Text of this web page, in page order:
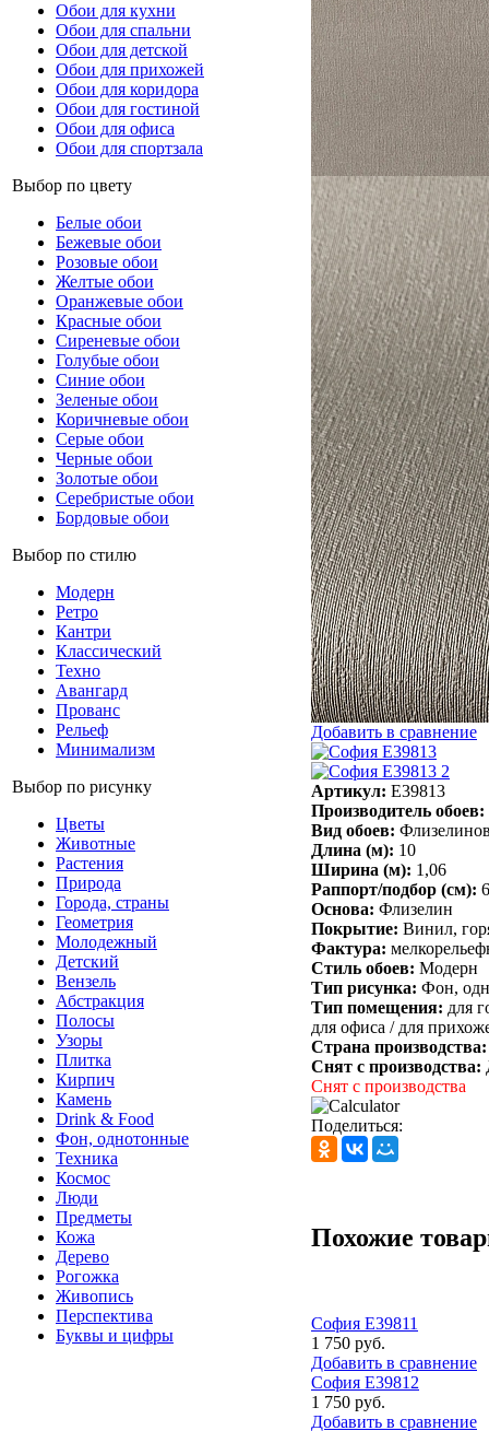
Обои для кухни
Обои для спальни
Обои для детской
Обои для прихожей
Обои для коридора
Обои для гостиной
Обои для офиса
Обои для спортзала
Выбор по цвету
Белые обои
Бежевые обои
Розовые обои
Желтые обои
Оранжевые обои
Красные обои
Сиреневые обои
Голубые обои
Синие обои
Зеленые обои
Коричневые обои
Серые обои
Черные обои
Золотые обои
Серебристые обои
Бордовые обои
Выбор по стилю
Модерн
Ретро
Кантри
Классический
Техно
Авангард
Прованс
Рельеф
Минимализм
Выбор по рисунку
Цветы
Животные
Растения
Природа
Города, страны
Геометрия
Молодежный
Детский
Вензель
Абстракция
Полосы
Узоры
Плитка
Кирпич
Камень
Drink & Food
Фон, однотонные
Техника
Космос
Люди
Предметы
Кожа
Дерево
Рогожка
Живопись
Перспектива
Буквы и цифры
Добавить в сравнение
Артикул: Е39813
Производитель обоев:
Вид обоев:
Длина (м): 10
Ширина (м): 1,06
Раппорт/подбор (см):
Основа: Флизелин
Покрытие: Винил,
Фактура:
Стиль обоев: Модерн
Тип рисунка: Фон,
Тип помещения: для
для офиса / для
Страна
Снят с производства:
Снят с производства
Поделиться:
Похожие
София Е39811
1 750 руб.
Добавить в сравнение
София Е39812
1 750 руб.
Добавить в сравнение